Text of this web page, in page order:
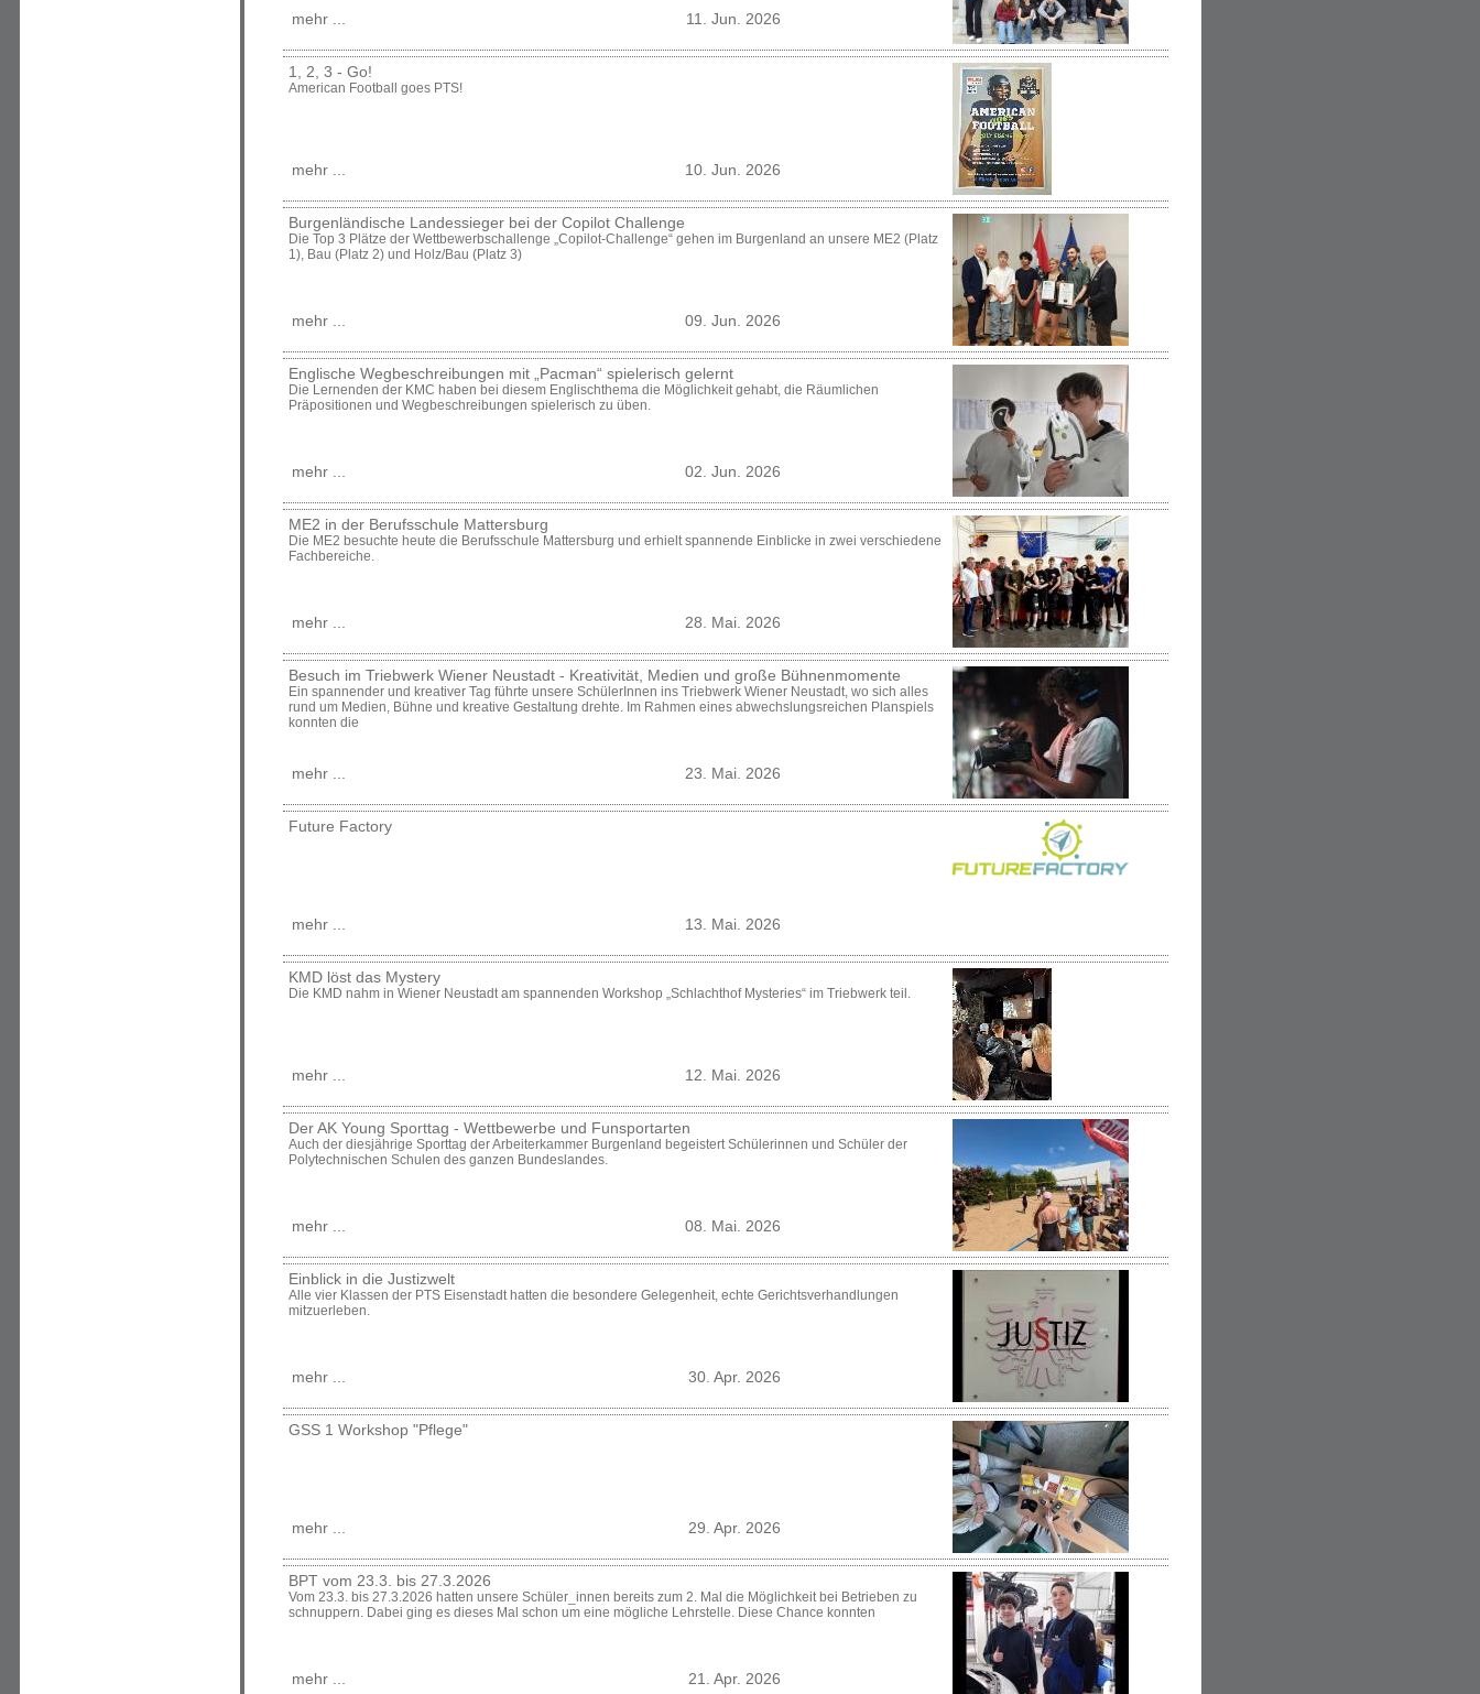
mehr ... 11. Jun. 2026
1, 2, 3 - Go!
American Football goes PTS!
mehr ... 10. Jun. 2026
Burgenländische Landessieger bei der Copilot Challenge
Die Top 3 Plätze der Wettbewerbschallenge „Copilot-Challenge“ gehen im Burgenland an unsere ME2 (Platz
1), Bau (Platz 2) und Holz/Bau (Platz 3)
mehr ... 09. Jun. 2026
Englische Wegbeschreibungen mit „Pacman“ spielerisch gelernt
Die Lernenden der KMC haben bei diesem Englischthema die Möglichkeit gehabt, die Räumlichen
Präpositionen und Wegbeschreibungen spielerisch zu üben.
mehr ... 02. Jun. 2026
ME2 in der Berufsschule Mattersburg
Die ME2 besuchte heute die Berufsschule Mattersburg und erhielt spannende Einblicke in zwei verschiedene
Fachbereiche.
mehr ... 28. Mai. 2026
Besuch im Triebwerk Wiener Neustadt - Kreativität, Medien und große Bühnenmomente
Ein spannender und kreativer Tag führte unsere SchülerInnen ins Triebwerk Wiener Neustadt, wo sich alles
rund um Medien, Bühne und kreative Gestaltung drehte. Im Rahmen eines abwechslungsreichen Planspiels
konnten die
mehr ... 23. Mai. 2026
Future Factory
mehr ... 13. Mai. 2026
KMD löst das Mystery
Die KMD nahm in Wiener Neustadt am spannenden Workshop „Schlachthof Mysteries“ im Triebwerk teil.
mehr ... 12. Mai. 2026
Der AK Young Sporttag - Wettbewerbe und Funsportarten
Auch der diesjährige Sporttag der Arbeiterkammer Burgenland begeistert Schülerinnen und Schüler der
Polytechnischen Schulen des ganzen Bundeslandes.
mehr ... 08. Mai. 2026
Einblick in die Justizwelt
Alle vier Klassen der PTS Eisenstadt hatten die besondere Gelegenheit, echte Gerichtsverhandlungen
mitzuerleben.
mehr ... 30. Apr. 2026
GSS 1 Workshop "Pflege"
mehr ... 29. Apr. 2026
BPT vom 23.3. bis 27.3.2026
Vom 23.3. bis 27.3.2026 hatten unsere Schüler_innen bereits zum 2. Mal die Möglichkeit bei Betrieben zu
schnuppern. Dabei ging es dieses Mal schon um eine mögliche Lehrstelle. Diese Chance konnten
mehr ... 21. Apr. 2026